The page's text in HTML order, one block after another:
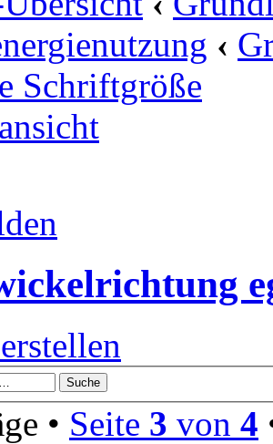
‹
Schriftgröße
• Seite 3 von 4